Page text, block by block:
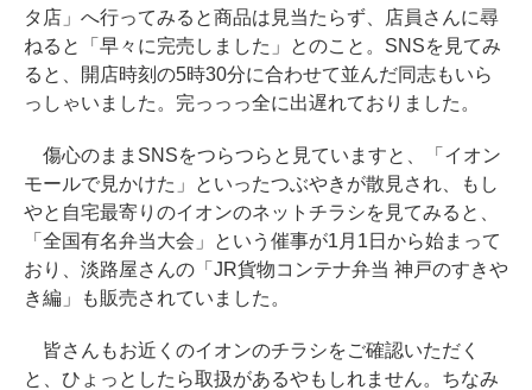
タ店」へ行ってみると商品は見当たらず、店員さんに尋
ねると「早々に完売しました」とのこと。SNSを見てみ
ると、開店時刻の5時30分に合わせて並んだ同志もいら
っしゃいました。完っっっ全に出遅れておりました。
傷心のままSNSをつらつらと見ていますと、「イオン
モールで見かけた」といったつぶやきが散見され、もし
やと自宅最寄りのイオンのネットチラシを見てみると、
「全国有名弁当大会」という催事が1月1日から始まって
おり、淡路屋さんの「JR貨物コンテナ弁当 神戸のすきや
き編」も販売されていました。
皆さんもお近くのイオンのチラシをご確認いただく
と、ひょっとしたら取扱があるやもしれません。ちなみ